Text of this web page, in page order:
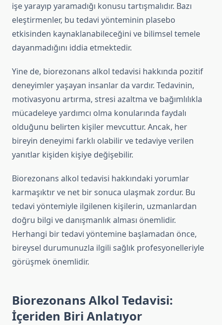
işe yarayıp yaramadığı konusu tartışmalıdır. Bazı
eleştirmenler, bu tedavi yönteminin plasebo
etkisinden kaynaklanabileceğini ve bilimsel temele
dayanmadığını iddia etmektedir.
Yine de, biorezonans alkol tedavisi hakkında pozitif
deneyimler yaşayan insanlar da vardır. Tedavinin,
motivasyonu artırma, stresi azaltma ve bağımlılıkla
mücadeleye yardımcı olma konularında faydalı
olduğunu belirten kişiler mevcuttur. Ancak, her
bireyin deneyimi farklı olabilir ve tedaviye verilen
yanıtlar kişiden kişiye değişebilir.
Biorezonans alkol tedavisi hakkındaki yorumlar
karmaşıktır ve net bir sonuca ulaşmak zordur. Bu
tedavi yöntemiyle ilgilenen kişilerin, uzmanlardan
doğru bilgi ve danışmanlık alması önemlidir.
Herhangi bir tedavi yöntemine başlamadan önce,
bireysel durumunuzla ilgili sağlık profesyonelleriyle
görüşmek önemlidir.
Biorezonans Alkol Tedavisi:
İçeriden Biri Anlatıyor